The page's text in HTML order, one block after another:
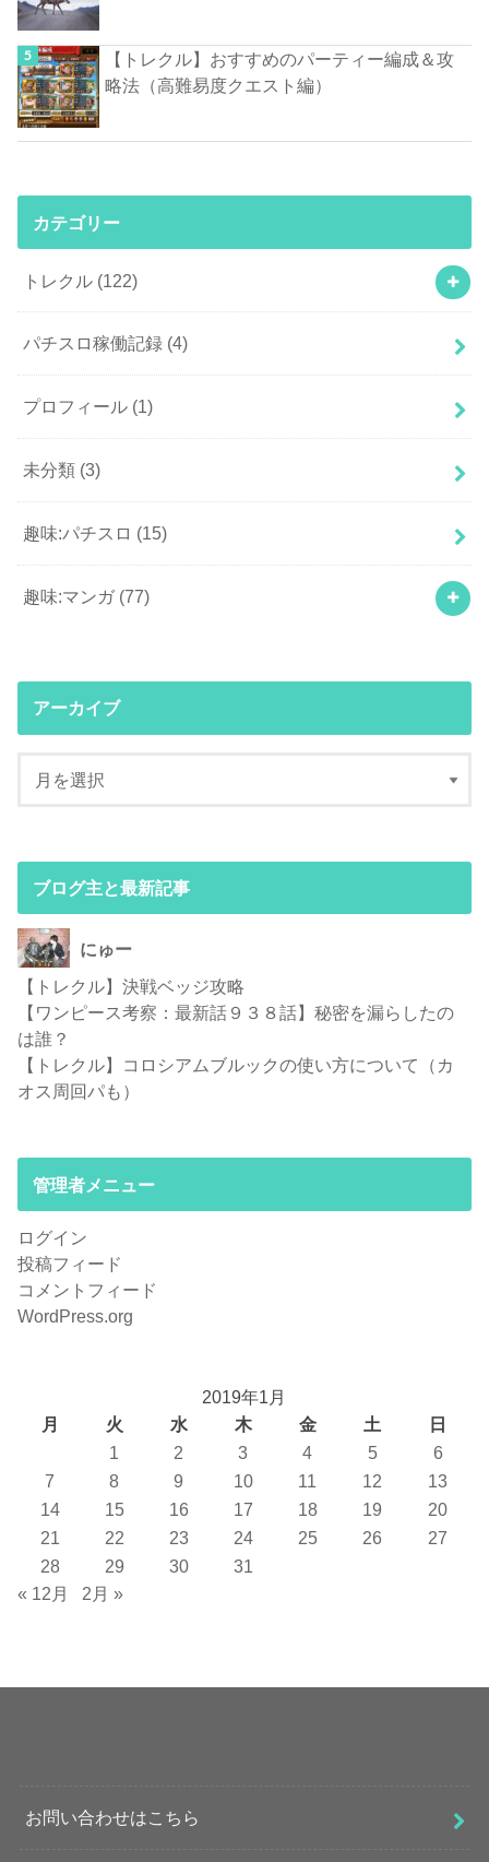
【トレクル】おすすめのパーティー編成＆攻
略法（高難易度クエスト編）
カテゴリー
トレクル (122)
パチスロ稼働記録 (4)
プロフィール (1)
未分類 (3)
趣味:パチスロ (15)
趣味:マンガ (77)
アーカイブ
ブログ主と最新記事
にゅー
【トレクル】決戦ベッジ攻略
【ワンピース考察：最新話９３８話】秘密を漏らしたの
は誰？
【トレクル】コロシアムブルックの使い方について（カ
オス周回パも）
管理者メニュー
ログイン
投稿フィード
コメントフィード
WordPress.org
2019年1月
月
火 水 木 金 土
日
1
2 3 4 5
6
7
8 9 10 11 12
13
14
15 16 17 18 19
20
21
22 23 24 25 26
27
28
29 30
31
« 12月
2月 »
お問い合わせはこちら